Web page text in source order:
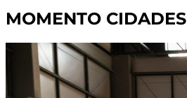
MOMENTO CIDADES